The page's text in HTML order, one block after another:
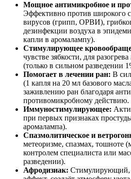
Мощное антимикробное и
Эффективно против широкого
вирусов (грипп, ОРВИ),
дезинфекции воздуха в
капли в аромалампу).
Стимулирующее
чувстве зябкости, для
(только в сильном разведении
Помогает в лечении ран: В
(1 капля на 20 мл базового
заживлению ран благодаря
противомикробному действию.
Иммуностимулирующее:
при первых признаках
аромалампа).
Спазмолитическое и
метеоризме, спазмах, тошноте
контролем специалиста или
разведении).
Афродизиак: Стимулирующий,